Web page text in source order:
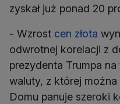
zyskał już ponad 20
- Wzrost cen złota
odwrotnej korelacji z
prezydenta Trumpa
waluty, z której można
Domu panuje szeroki